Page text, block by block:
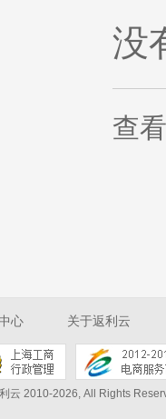
没
查
心 关于返利云
云 2010-2026, All Rights